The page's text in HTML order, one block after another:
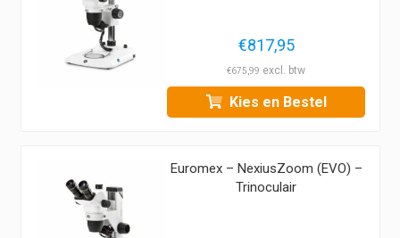
€817,95
€675,99
Kies en Bestel
Euromex – NexiusZoom (EVO) –
Trinoculair